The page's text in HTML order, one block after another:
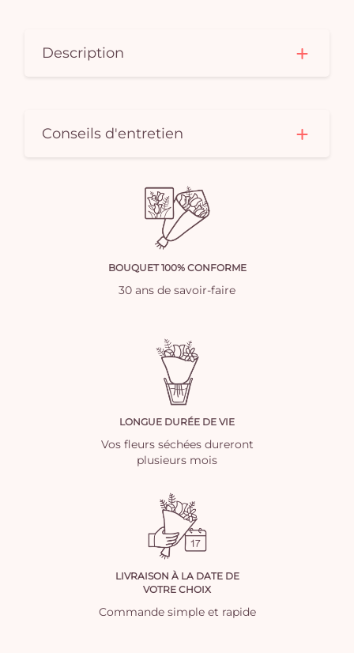
Description
Conseils d'entretien
BOUQUET 100% CONFORME
30 ans de savoir-faire
LONGUE DURÉE DE VIE
Vos fleurs séchées dureront
plusieurs mois
LIVRAISON À LA DATE DE
VOTRE CHOIX
Commande simple et rapide